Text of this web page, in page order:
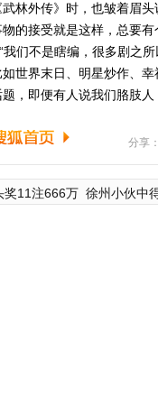
林外传》时，也皱着眉
的接受就是这样，总要有
们不是瞎编，很多剧之
世界末日、明星炒作、幸
，即便有人说我们胳肢人
分享：
奖11注666万 徐州小伙中